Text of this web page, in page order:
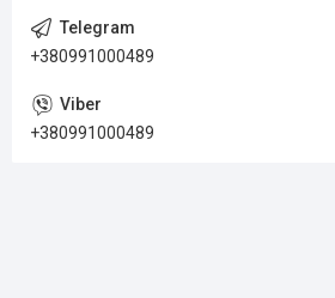
+380991000489
+380991000489